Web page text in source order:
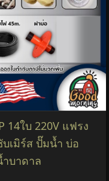
14ใบ 220V แฟรง
เมิร์ส ปั๊มน้ำ บ่อ
บาดาล